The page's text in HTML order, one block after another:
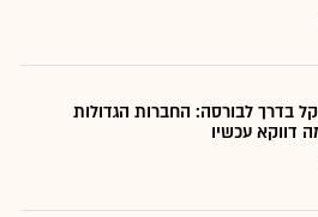
שקל בדרך לבורסה: החברות הגדולות
דווקא עכשיו